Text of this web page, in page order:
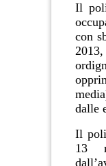
Il
con
dalle
Il
13